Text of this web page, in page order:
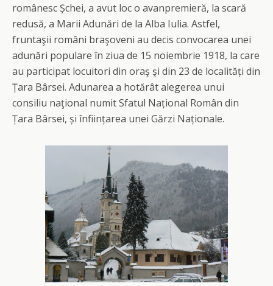
românesc Șchei, a avut loc o avanpremieră, la scară
redusă, a Marii Adunări de la Alba Iulia. Astfel,
fruntaşii români braşoveni au decis convocarea unei
adunări populare în ziua de 15 noiembrie 1918, la care
au participat locuitori din oraş şi din 23 de localități din
Țara Bârsei. Adunarea a hotărât alegerea unui
consiliu naţional numit Sfatul Național Român din
Țara Bârsei, și înființarea unei Gărzi Naționale.